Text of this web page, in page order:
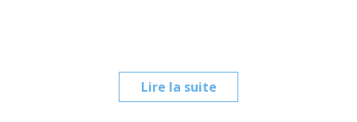
Lire la suite